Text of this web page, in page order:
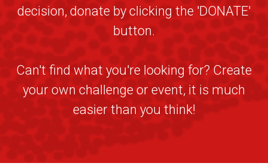
decision, donate by clicking the 'DONATE'
button.
Can't find what you're looking for? Create
your own challenge or event, it is much
easier than you think!